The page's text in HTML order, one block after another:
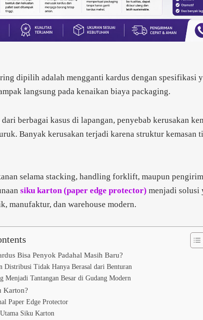
dipilih adalah mengganti kardus dengan spesifikasi
langsung pada kenaikan biaya packaging.
berbagai kasus di lapangan, penyebab kerusakan
Banyak kerusakan terjadi karena struktur kemasan
selama stacking, handling forklift, maupun
siku karton (paper edge protector) menjadi solusi
manufaktur, dan warehouse modern.
Bisa Penyok Padahal Masih Baru?
Distribusi Tidak Hanya Berasal dari Benturan
Menjadi Tantangan Besar di Gudang Modern
Karton?
Paper Edge Protector
Siku Karton